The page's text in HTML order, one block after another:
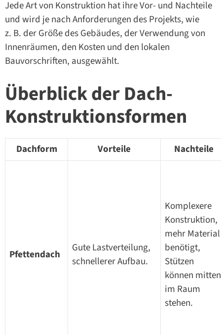
Jede Art von Konstruktion hat ihre Vor- und Nachteile
und wird je nach Anforderungen des Projekts, wie
z. B. der Größe des Gebäudes, der Verwendung von
Innenräumen, den Kosten und den lokalen
Bauvorschriften, ausgewählt.
Überblick der Dach-
Konstruktionsformen
Dachform Vorteile Nachteile
Pfettendach
Gute Lastverteilung,
schnellerer Aufbau.
Komplexere
Konstruktion,
mehr Material
benötigt,
Stützen
können mitten
im Raum
stehen.